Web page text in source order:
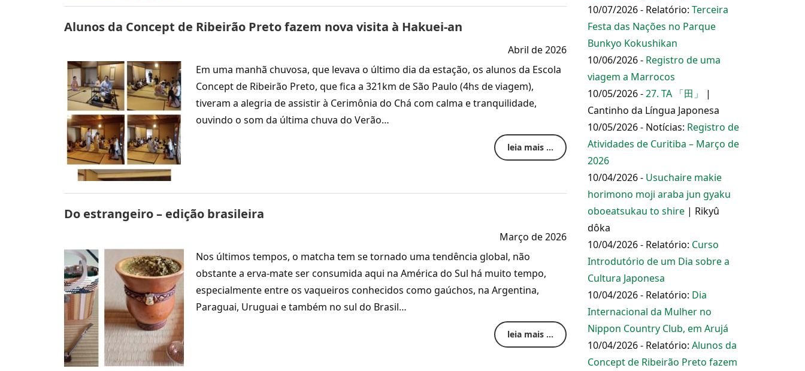
Alunos da Concept de Ribeirão Preto fazem nova visita à Hakuei-an
Abril de 2026
Em uma manhã chuvosa, que levava o último dia da estação, os alunos da Escola
Concept de Ribeirão Preto, que fica a 321km de São Paulo (4hs de viagem),
tiveram a alegria de assistir à Cerimônia do Chá com calma e tranquilidade,
ouvindo o som da última chuva do Verão…
leia mais ...
Do estrangeiro – edição brasileira
Março de 2026
Nos últimos tempos, o matcha tem se tornado uma tendência global, não
obstante a erva-mate ser consumida aqui na América do Sul há muito tempo,
especialmente entre os vaqueiros conhecidos como gaúchos, na Argentina,
Paraguai, Uruguai e também no sul do Brasil…
leia mais ...
10/07/2026 - Relatório: Terceira
Festa das Nações no Parque
Bunkyo Kokushikan
10/06/2026 - Registro de uma
viagem a Marrocos
10/05/2026 -27. TA 「田」
|
Cantinho da Língua Japonesa
10/05/2026 - Notícias: Registro de
Atividades de Curitiba – Março de
2026
10/04/2026 - Usuchaire makie
horimono moji araba jun gyaku
oboeatsukau to shire| Rikyû
dôka
10/04/2026 - Relatório: Curso
Introdutório de um Dia sobre a
Cultura Japonesa
10/04/2026 - Relatório: Dia
Internacional da Mulher no
Nippon Country Club, em Arujá
10/04/2026 - Relatório: Alunos da
Concept de Ribeirão Preto fazem